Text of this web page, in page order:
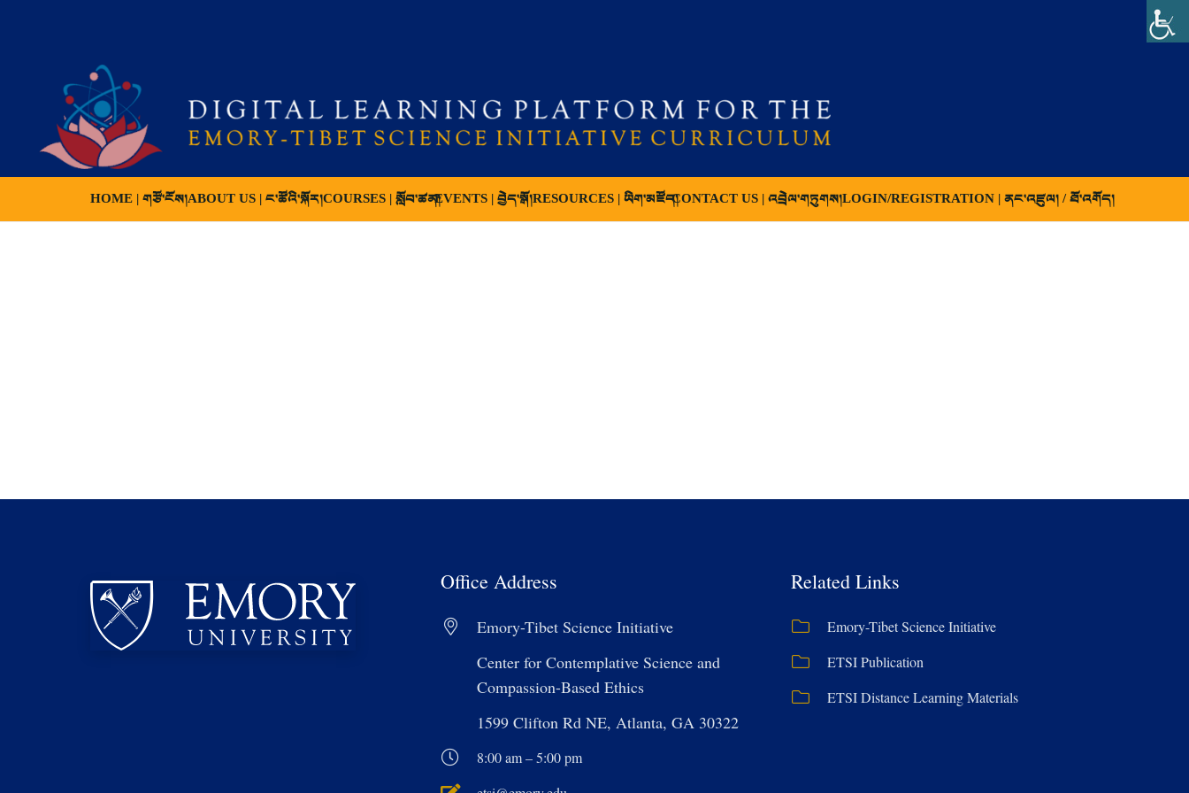
HOME | གཙོ་ངོས།ABOUT US | ང་ཚོའི་སྐོར།COURSES | སློབ་ཚན།EVENTS | བྱེད་སྒོ།RESOURCES | ཡིག་མཛོད།CONTACT US | འབྲེལ་གཏུགས།LOGIN/REGISTRATION | ནང་འཛུལ། / ཐོ་འགོད།
Office Address
Emory-Tibet Science Initiative
Center for Contemplative Science and
Compassion-Based Ethics
1599 Clifton Rd NE, Atlanta, GA 30322
8:00 am – 5:00 pm
Related Links
Emory-Tibet Science Initiative
ETSI Publication
ETSI Distance Learning Materials